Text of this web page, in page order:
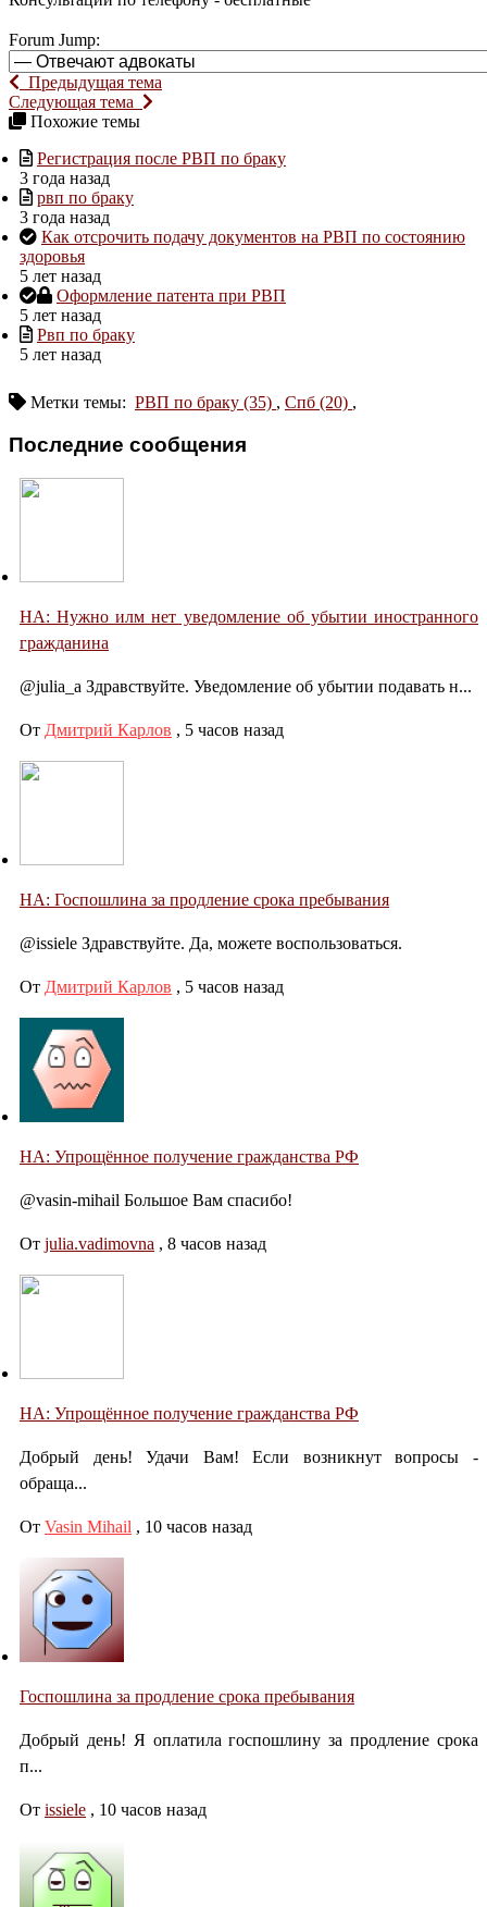
Forum Jump:
Предыдущая тема
Следующая тема
Похожие темы
Регистрация после РВП по браку
3 года назад
рвп по браку
3 года назад
Как отсрочить подачу документов на РВП по состоянию
здоровья
5 лет назад
Оформление патента при РВП
5 лет назад
Рвп по браку
5 лет назад
Метки темы: РВП по браку (35) , Спб (20) ,
Последние сообщения
НА: Нужно илм нет уведомление об убытии иностранного
гражданина
@julia_a Здравствуйте. Уведомление об убытии подавать н...
От Дмитрий Карлов , 5 часов назад
НА: Госпошлина за продление срока пребывания
@issiele Здравствуйте. Да, можете воспользоваться.
От Дмитрий Карлов , 5 часов назад
НА: Упрощённое получение гражданства РФ
@vasin-mihail Большое Вам спасибо!
От julia.vadimovna , 8 часов назад
НА: Упрощённое получение гражданства РФ
Добрый день! Удачи Вам! Если возникнут вопросы -
обраща...
От Vasin Mihail , 10 часов назад
Госпошлина за продление срока пребывания
Добрый день! Я оплатила госпошлину за продление срока
п...
От issiele , 10 часов назад